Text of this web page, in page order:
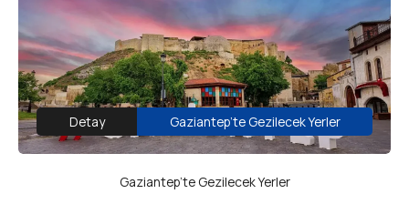
Detay Gaziantep’te Gezilecek Yerler
Gaziantep’te Gezilecek Yerler